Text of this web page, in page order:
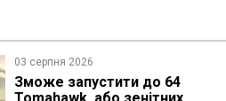
03 серпня 2026
Зможе запустити до 64
Tomahawk, або зенітних